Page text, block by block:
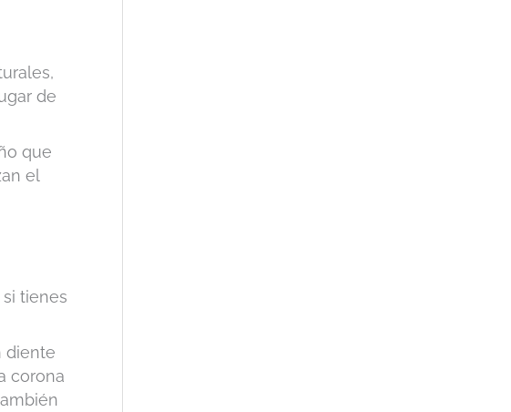
de
que
el
tienes
diente
corona